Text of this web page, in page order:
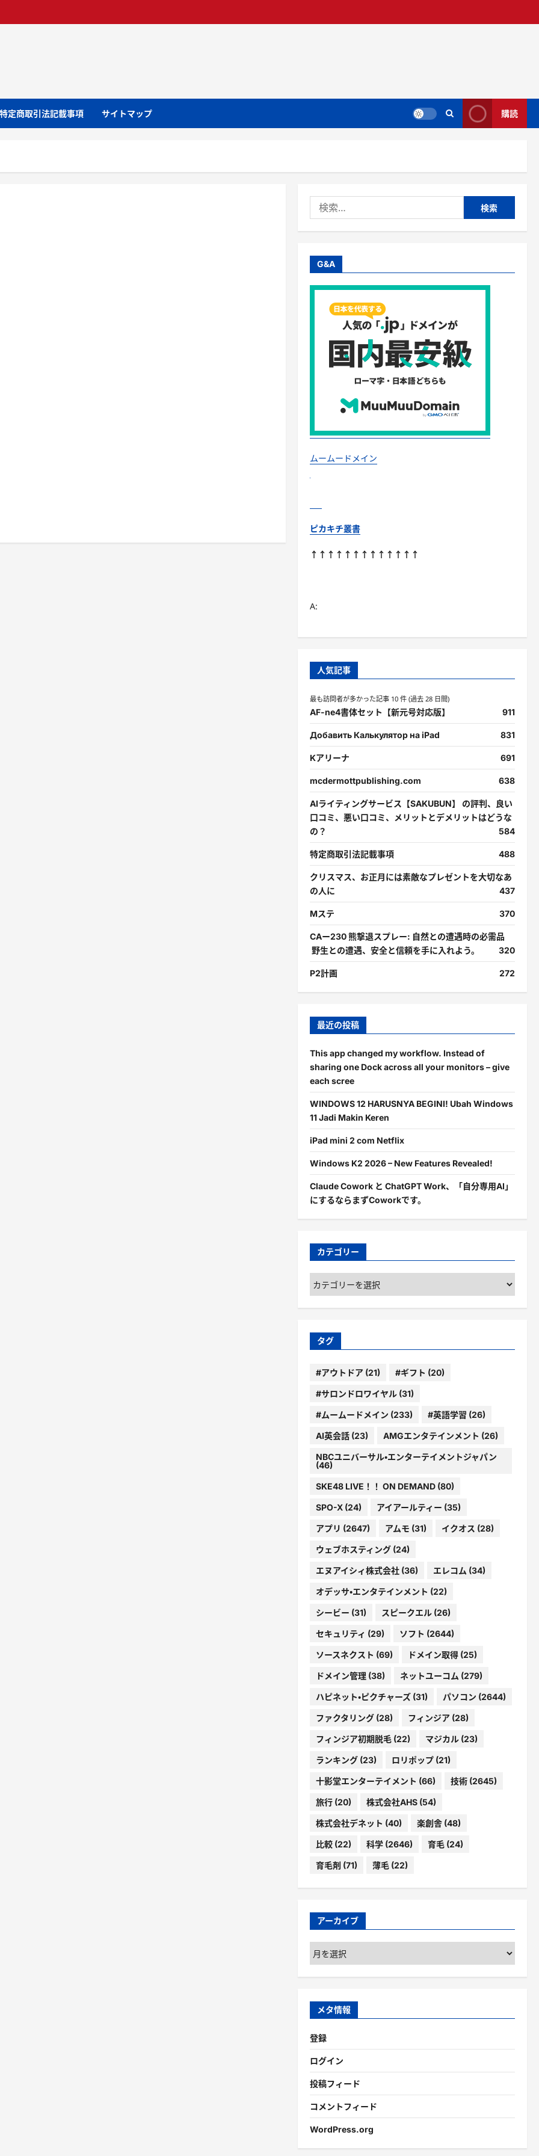
特定商取引法記載事項 サイトマップ 購読
索:
G&A
ムームードメイン
ピカキチ叢書
↑↑↑↑↑↑↑↑↑↑↑↑↑
A:
人気記事
最も訪問者が多かった記事 10 件 (過去 28 日間)
AF-ne4書体セット【新元号対応版】 911
Добавить Калькулятор на iPad 831
Kアリーナ 691
mcdermottpublishing.com 638
AIライティングサービス【SAKUBUN】 の評判、良い
口コミ、悪い口コミ、メリットとデメリットはどうな
の？
584
特定商取引法記載事項 488
クリスマス、お正月には素敵なプレゼントを大切なあ
の人に
437
Mステ 370
CAー230 熊撃退スプレー: 自然との遭遇時の必需品
野生との遭遇、安全と信頼を手に入れよう。
320
P2計画 272
最近の投稿
This app changed my workflow. Instead of
sharing one Dock across all your monitors – give
each scree
WINDOWS 12 HARUSNYA BEGINI! Ubah Windows
11 Jadi Makin Keren
iPad mini 2 com Netflix
Windows K2 2026 – New Features Revealed!
Claude Cowork と ChatGPT Work、「自分専用AI」
にするならまずCoworkです。
カテゴリー
カ
テ
ゴ
ー
タグ
#アウトドア(21) #ギフト (20)
#サロンドロワイヤル(31)
#ムームードメイン (233) #英語学習 (26)
AI英会話(23) AMGエンタテインメント (26)
NBCユニバーサル・エンターテイメントジャパン
(46)
SKE48 LIVE！！ ON DEMAND(80)
SPO-X(24) アイアールティー (35)
アプリ (2647) アムモ (31) イクオス (28)
ウェブホスティング(24)
エヌアイシィ株式会社(36) エレコム (34)
オデッサ・エンタテインメント (22)
シービー (31) スピークエル(26)
セキュリティ (29) ソフト (2644)
ソースネクスト (69) ドメイン取得(25)
ドメイン管理(38) ネットユーコム (279)
ハピネット・ピクチャーズ(31) パソコン (2644)
ファクタリング(28) フィンジア(28)
フィンジア初期脱毛(22) マジカル(23)
ランキング(23) ロリポップ(21)
十影堂エンターテイメント (66) 技術(2645)
旅行(20) 株式会社AHS(54)
株式会社デネット (40) 楽創舎(48)
比較(22) 科学(2646) 育毛(24)
育毛剤 (71) 薄毛(22)
アーカイブ
ア
ー
カ
ブ
メタ情報
登録
ログイン
投稿フィード
コメントフィード
WordPress.org